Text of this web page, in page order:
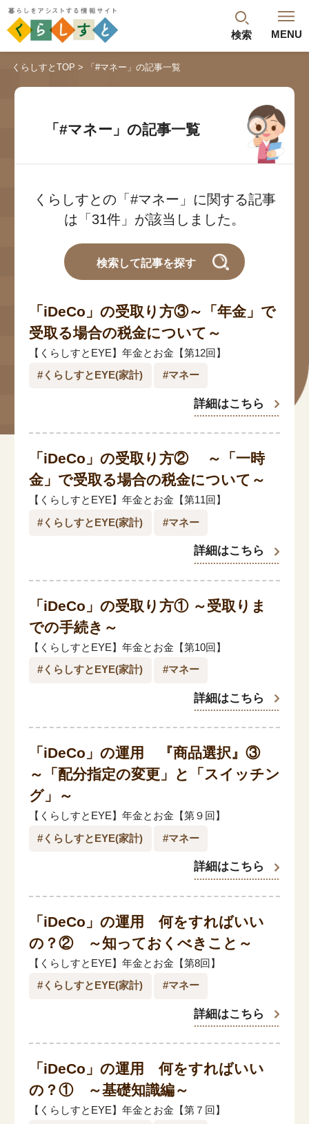
検索 MENU
閉じる
最新記事 閲覧履歴 ランキング
年金のよくあるご質問
人気#タグ「5選」
#年金広報
#くらしすとEYE(年金)
#ねんきんAtoZ
「年金」に関する記事
「家計」に関する記事
「暮らし」に関する記事
くらしすとについて
協会事業案内
プライバシーポリシー（個人情報保護方針）
閉じる
くらしすとTOP 「#マネー」の記事一覧
「#マネー」の記事一覧
くらしすとの「#マネー」に関する記事
は「31件」が該当しました。
検索して記事を探す
「iDeCo」の受取り方③～「年金」で
受取る場合の税金について～
【くらしすとEYE】年金とお金【第12回】
#くらしすとEYE(家計) #マネー
詳細はこちら
「iDeCo」の受取り方② ～「一時
金」で受取る場合の税金について～
【くらしすとEYE】年金とお金【第11回】
#くらしすとEYE(家計) #マネー
詳細はこちら
「iDeCo」の受取り方① ～受取りま
での手続き～
【くらしすとEYE】年金とお金【第10回】
#くらしすとEYE(家計) #マネー
詳細はこちら
「iDeCo」の運用 『商品選択』③
～「配分指定の変更」と「スイッチン
グ」～
【くらしすとEYE】年金とお金【第９回】
#くらしすとEYE(家計) #マネー
詳細はこちら
「iDeCo」の運用 何をすればいい
の？② ～知っておくべきこと～
【くらしすとEYE】年金とお金【第8回】
#くらしすとEYE(家計) #マネー
詳細はこちら
「iDeCo」の運用 何をすればいい
の？① ～基礎知識編～
【くらしすとEYE】年金とお金【第７回】